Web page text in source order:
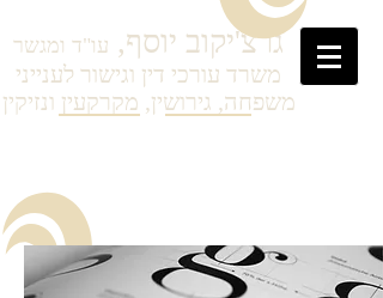
גרצ'יקוב יוסף, עו"ד ומגשר
משרד עורכי דין וגישור לענייני
משפחה, גירושין, מקרקעין ונזיקין